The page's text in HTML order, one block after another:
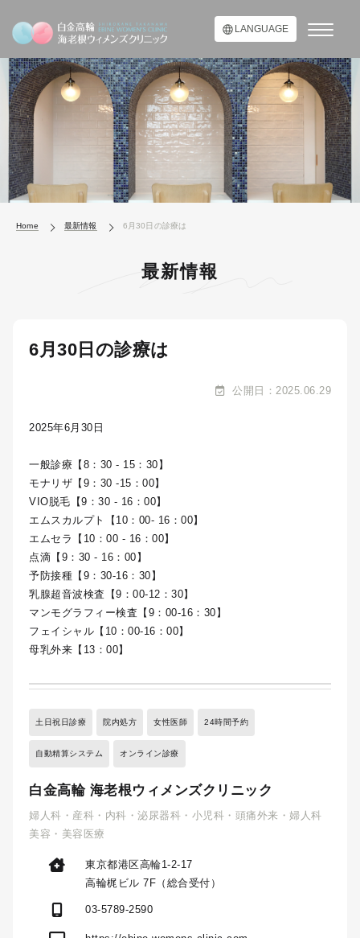
LANGUAGE
Home 最新情報 6月30日の診療は
最新情報
6月30日の診療は
公開日：2025.06.29
2025年6月30日
一般診療【8：30 - 15：30】
モナリザ【9：30 -15：00】
VIO脱毛【9：30 - 16：00】
エムスカルプト【10：00- 16：00】
エムセラ【10：00 - 16：00】
点滴【9：30 - 16：00】
予防接種【9：30-16：30】
乳腺超音波検査【9：00-12：30】
マンモグラフィー検査【9：00-16：30】
フェイシャル【10：00-16：00】
母乳外来【13：00】
土日祝日診療 院内処方 女性医師 24時間予約
自動精算システム オンライン診療
白金高輪 海老根ウィメンズクリニック
婦人科・産科・内科・泌尿器科・小児科・頭痛外来・婦人科
美容・美容医療
東京都港区高輪1-2-17
高輪梶ビル 7F（総合受付）
03-5789-2590